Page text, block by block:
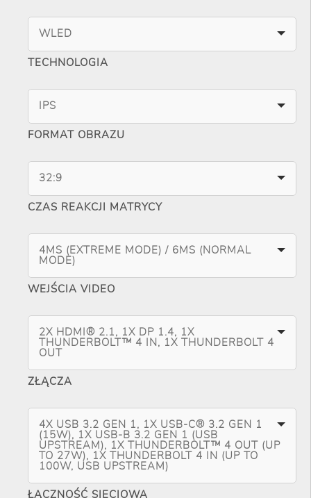
WLED
TECHNOLOGIA
IPS
FORMAT OBRAZU
32:9
CZAS REAKCJI MATRYCY
4MS (EXTREME MODE) / 6MS (NORMAL
MODE)
WEJŚCIA VIDEO
2X HDMI® 2.1, 1X DP 1.4, 1X
THUNDERBOLT™ 4 IN, 1X THUNDERBOLT 4
OUT
ZŁĄCZA
4X USB 3.2 GEN 1, 1X USB-C® 3.2 GEN 1
(15W), 1X USB-B 3.2 GEN 1 (USB
UPSTREAM), 1X THUNDERBOLT™ 4 OUT (UP
TO 27W), 1X THUNDERBOLT 4 IN (UP TO
100W, USB UPSTREAM)
ŁĄCZNOŚĆ SIECIOWA